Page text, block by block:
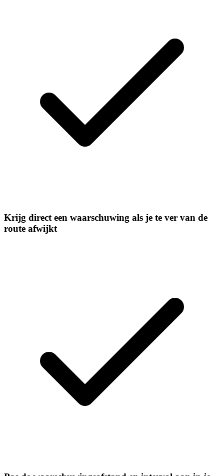
Krijg direct een waarschuwing als je te ver van de
route afwijkt